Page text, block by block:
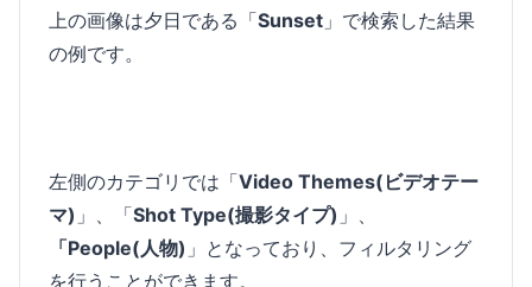
上の画像は夕日である「Sunset 」で検索した結果
の例です。
左側のカテゴリでは「Video Themes(ビデオテー
マ) 」、「Shot Type(撮影タイプ) 」、
「People(人物) 」となっており、フィルタリング
を行うことができます。